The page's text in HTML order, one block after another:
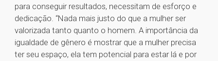
para conseguir resultados, necessitam de esforço e
dedicação. “Nada mais justo do que a mulher ser
valorizada tanto quanto o homem. A importância da
igualdade de gênero é mostrar que a mulher precisa
ter seu espaço, ela tem potencial para estar lá e por